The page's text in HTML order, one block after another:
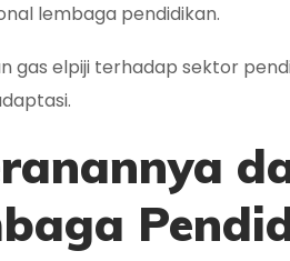
lembaga pendidikan.
gas elpiji terhadap sektor